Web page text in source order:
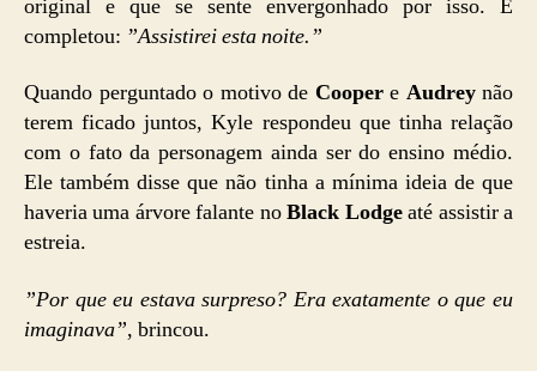
original e que se sente envergonhado por isso. E
completou: ”Assistirei esta noite.”
Quando perguntado o motivo de Coopere Audreynão
terem ficado juntos, Kyle respondeu que tinha relação
com o fato da personagem ainda ser do ensino médio.
Ele também disse que não tinha a mínima ideia de que
haveria uma árvore falante noBlack Lodgeaté assistir a
estreia.
”Por que eu estava surpreso? Era exatamente o que eu
imaginava”, brincou.